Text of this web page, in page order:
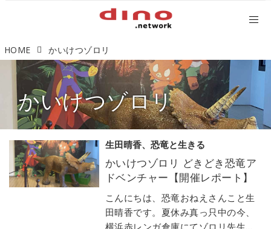
HOME かいけつゾロリ
かいけつゾロリ
かいけつゾロリ どきどき恐竜ア
ドベンチャー【開催レポート】
こんにちは、恐竜おねえさんこと生
田晴香です。夏休み真っ只中の今、
横浜赤レンガ倉庫にてゾロリ先生の
生田晴香、恐竜と生きる